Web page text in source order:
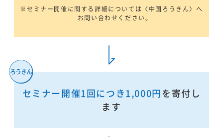
※セミナー開催に関する詳細については〈中国ろうきん〉へ
お問い合わせください。
セミナー開催1回につき1,000円を寄付し
ます